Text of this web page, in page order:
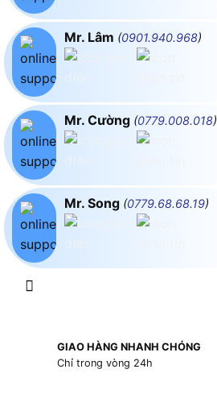
Mr. Lâm (0901.940.968)
Mr. Cường (0779.008.018)
Mr. Song (0779.68.68.19)
GIAO HÀNG NHANH CHÓNG
Chỉ trong vòng 24h